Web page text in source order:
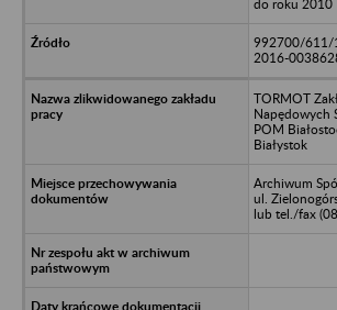
do roku 2010
992700/611/
2016-
TORMOT
Napędowych
POM
Białystok
Archiwum
ul.
lub tel./fax